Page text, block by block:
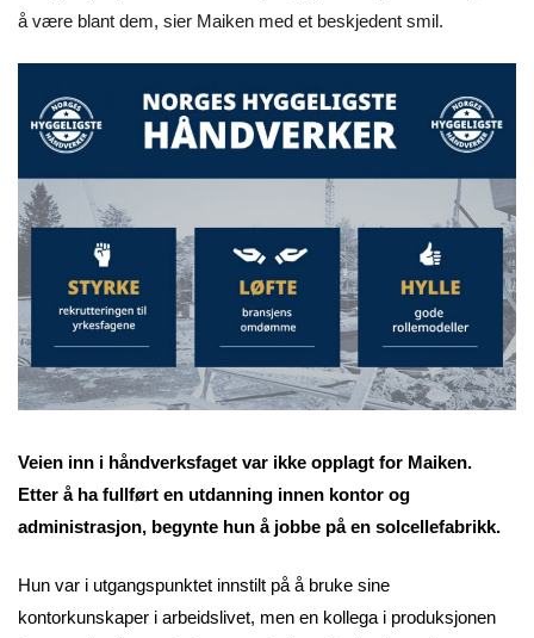
å være blant dem, sier Maiken med et beskjedent smil.
Veien inn i håndverksfaget var ikke opplagt for Maiken.
Etter å ha fullført en utdanning innen kontor og
administrasjon, begynte hun å jobbe på en solcellefabrikk.
Hun var i utgangspunktet innstilt på å bruke sine
kontorkunskaper i arbeidslivet, men en kollega i produksjonen